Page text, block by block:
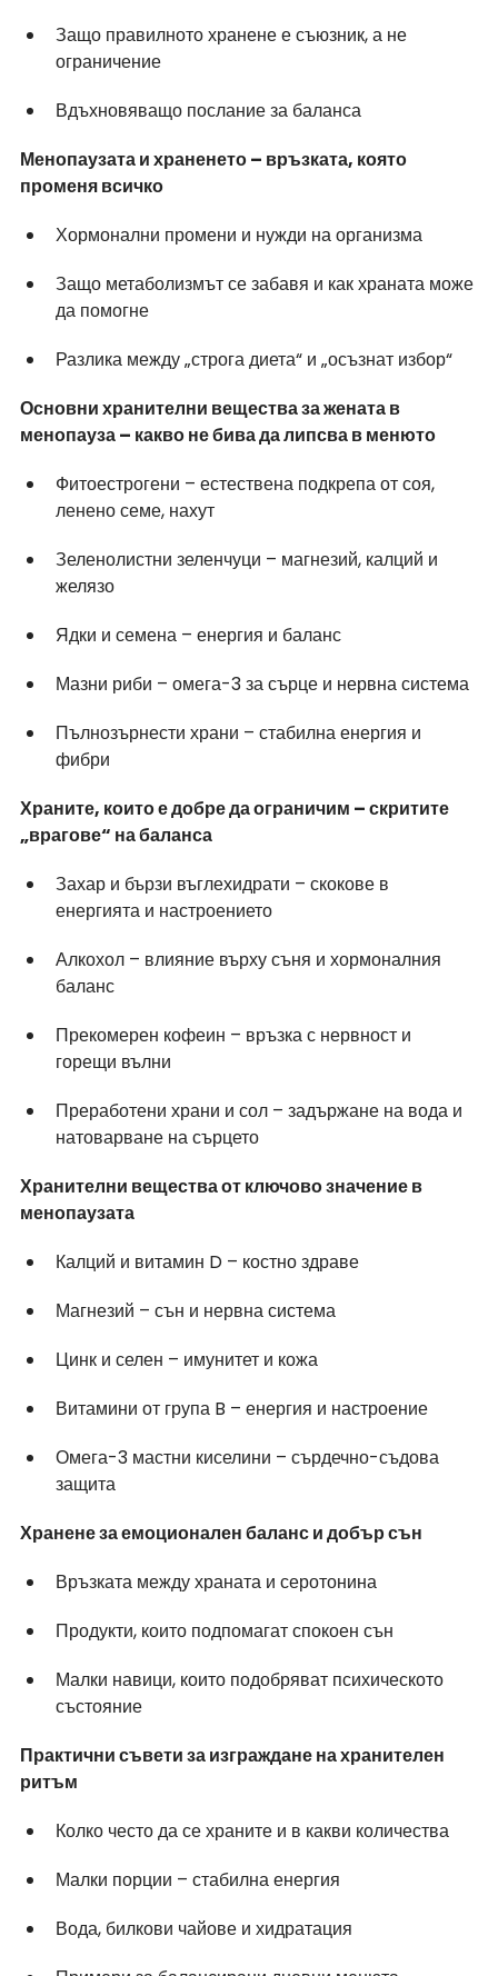
Защо правилното хранене е съюзник, а не
ограничение
Вдъхновяващо послание за баланса
Менопаузата и храненето – връзката, която
променя всичко
Хормонални промени и нужди на организма
Защо метаболизмът се забавя и как храната може
да помогне
Разлика между „строга диета“ и „осъзнат избор“
Основни хранителни вещества за жената в
менопауза – какво не бива да липсва в менюто
Фитоестрогени – естествена подкрепа от соя,
ленено семе, нахут
Зеленолистни зеленчуци – магнезий, калций и
желязо
Ядки и семена – енергия и баланс
Мазни риби – омега-3 за сърце и нервна система
Пълнозърнести храни – стабилна енергия и
фибри
Храните, които е добре да ограничим – скритите
„врагове“ на баланса
Захар и бързи въглехидрати – скокове в
енергията и настроението
Алкохол – влияние върху съня и хормоналния
баланс
Прекомерен кофеин – връзка с нервност и
горещи вълни
Преработени храни и сол – задържане на вода и
натоварване на сърцето
Хранителни вещества от ключово значение в
менопаузата
Калций и витамин D – костно здраве
Магнезий – сън и нервна система
Цинк и селен – имунитет и кожа
Витамини от група B – енергия и настроение
Омега-3 мастни киселини – сърдечно-съдова
защита
Хранене за емоционален баланс и добър сън
Връзката между храната и серотонина
Продукти, които подпомагат спокоен сън
Малки навици, които подобряват психическото
състояние
Практични съвети за изграждане на хранителен
ритъм
Колко често да се храните и в какви количества
Малки порции – стабилна енергия
Вода, билкови чайове и хидратация